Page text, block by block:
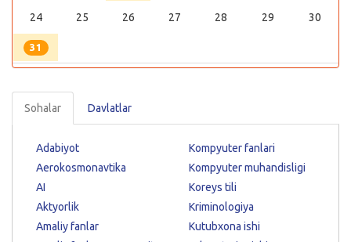
24 25 26 27 28 29 30
31
Sohalar Davlatlar
Adabiyot
Aerokosmonavtika
AI
Aktyorlik
Amaliy fanlar
Kompyuter fanlari
Kompyuter muhandisligi
Koreys tili
Kriminologiya
Kutubxona ishi